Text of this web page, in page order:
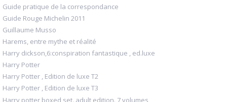
Guide pratique de la correspondance
Guide Rouge Michelin 2011
Guillaume Musso
Harems, entre mythe et réalité
Harry dickson,6:conspiration fantastique , ed.luxe
Harry Potter
Harry Potter , Edition de luxe T2
Harry Potter , Edition de luxe T3
Harry potter boxed set. adult edition. 7 volumes